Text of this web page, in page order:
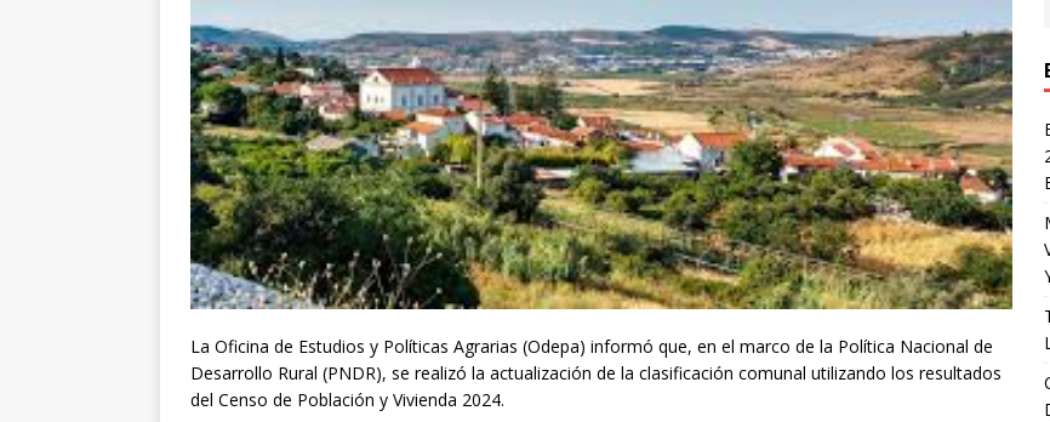
La Oficina de Estudios y Políticas Agrarias (Odepa) informó que, en el marco de la Política Nacional de
Desarrollo Rural (PNDR), se realizó la actualización de la clasificación comunal utilizando los resultados
del Censo de Población y Vivienda 2024.